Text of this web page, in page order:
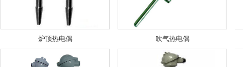
炉顶热电偶 吹气热电偶